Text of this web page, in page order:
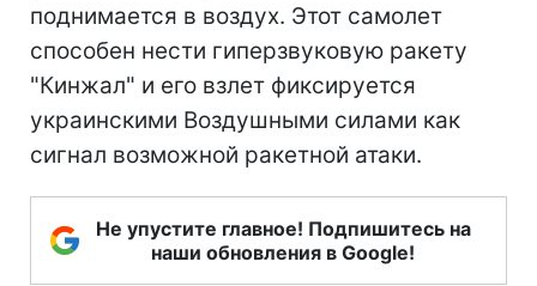
поднимается в воздух. Этот самолет
способен нести гиперзвуковую ракету
"Кинжал" и его взлет фиксируется
украинскими Воздушными силами как
сигнал возможной ракетной атаки.
Не упустите главное! Подпишитесь на
наши обновления в Google!